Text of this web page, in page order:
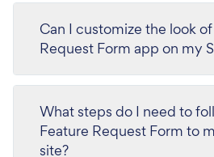
Can I customize the look
Request Form app on my
What steps do I need to
Feature Request Form to
site?